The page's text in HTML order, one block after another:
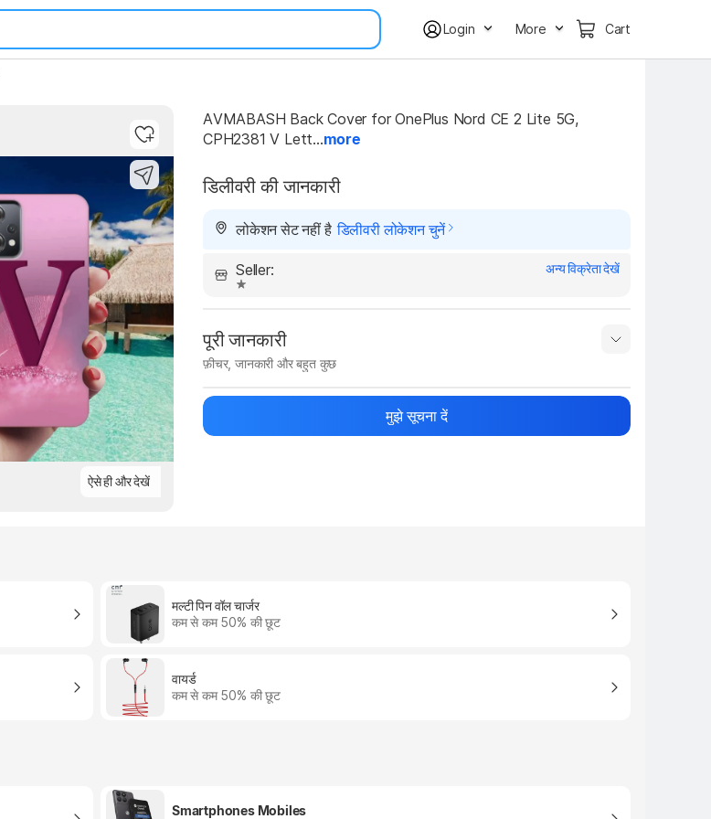
Login More Cart
ऐसे ही और देखें
AVMABASH Back Cover for OnePlus Nord CE 2 Lite 5G,
CPH2381 V Lett...more
डिलीवरी की जानकारी
लोकेशन सेट नहीं है डिलीवरी लोकेशन चुनें
Seller: अन्य विक्रेता देखें
पूरी जानकारी
फ़ीचर, जानकारी और बहुत कुछ
Show More
मुझे सूचना दें
मल्टी पिन वॉल चार्जर
कम से कम 50% की छूट
वायर्ड
कम से कम 50% की छूट
Smartphones Mobiles